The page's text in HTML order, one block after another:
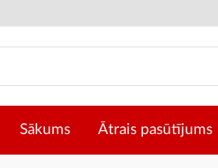
Sākums Ātrais pasūtījums